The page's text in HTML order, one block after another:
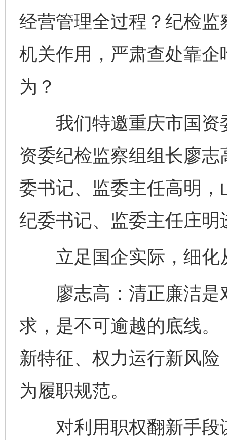
经营管理全过程？纪检
机关作用，严肃查处靠
为？
我们特邀重庆市国资
资委纪检监察组组长廖
委书记、监委主任高明
纪委书记、监委主任庄明
立足国企实际，细化
廖志高：清正廉洁是
求，是不可逾越的底线
新特征、权力运行新风
为履职规范。
对利用职权翻新手段